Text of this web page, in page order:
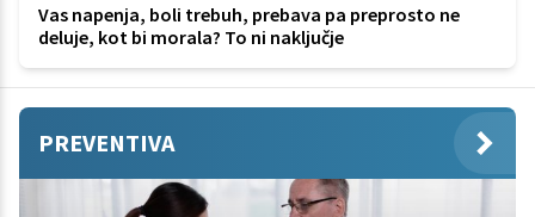
Vas napenja, boli trebuh, prebava pa preprosto ne
deluje, kot bi morala? To ni naključje
PREVENTIVA